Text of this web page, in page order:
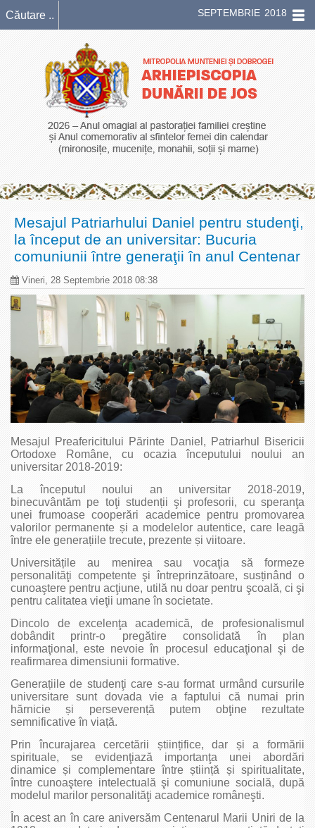
SEPTEMBRIE 2018
Mesajul Patriarhului Daniel pentru studenţi,
la început de an universitar: Bucuria
comuniunii între generaţii în anul Centenar
Vineri, 28 Septembrie 2018 08:38
Mesajul Preafericitului Părinte Daniel, Patriarhul Bisericii
Ortodoxe Române, cu ocazia începutului noului an
universitar 2018-2019:
La începutul noului an universitar 2018-2019,
binecuvântăm pe toţi studenții şi profesorii, cu speranţa
unei frumoase cooperări academice pentru promovarea
valorilor permanente și a modelelor autentice, care leagă
între ele generațiile trecute, prezente și viitoare.
Universitățile au menirea sau vocaţia să formeze
personalităţi competente şi întreprinzătoare, susținând o
cunoaştere pentru acţiune, utilă nu doar pentru şcoală, ci şi
pentru calitatea vieţii umane în societate.
Dincolo de excelenţa academică, de profesionalismul
dobândit printr-o pregătire consolidată în plan
informaţional, este nevoie în procesul educaţional şi de
reafirmarea dimensiunii formative.
Generațiile de studenţi care s-au format urmând cursurile
universitare sunt dovada vie a faptului că numai prin
hărnicie și perseverență putem obţine rezultate
semnificative în viață.
Prin încurajarea cercetării științifice, dar și a formării
spirituale, se evidenţiază importanţa unei abordări
dinamice și complementare între știință și spiritualitate,
între cunoaştere intelectuală şi comuniune socială, după
modelul marilor personalităţi academice româneşti.
În acest an în care aniversăm Centenarul Marii Uniri de la